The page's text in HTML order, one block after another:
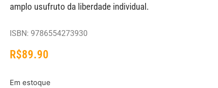
amplo usufruto da liberdade individual.
ISBN: 9786554273930
R$89.90
Em estoque